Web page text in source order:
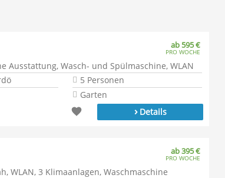
ab 595 €
PRO WOCHE
Ausstattung, Wasch- und Spülmaschine, WLAN
5 Personen
Garten
›Details
ab 395 €
PRO WOCHE
WLAN, 3 Klimaanlagen, Waschmaschine